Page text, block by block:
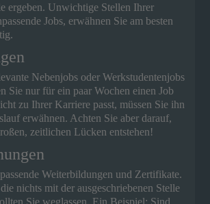
ergeben. Unwichtige Stellen Ihrer
Jobs, erwähnen Sie am besten
Nebenjobs oder Werkstudentenjobs
Sie nur für ein paar Wochen einen Job
zu Ihrer Karriere passt, müssen Sie ihn
erwähnen. Achten Sie aber darauf,
zeitlichen Lücken entstehen!
Weiterbildungen und Zertifikate.
nichts mit der ausgeschriebenen Stelle
Sie weglassen. Ein Beispiel: Sind